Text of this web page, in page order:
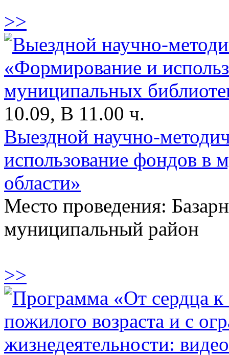
>>
10.09, В 11.00 ч.
Выездной научно-
использование фондов в
области»
Место проведения:
муниципальный район
>>